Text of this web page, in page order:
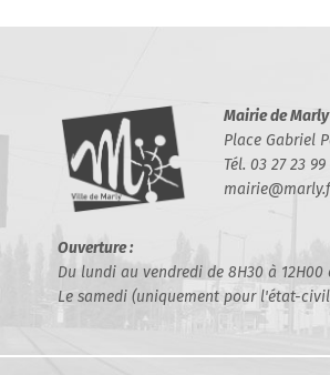
Mairie de Marly
Place Gabriel
Tél. 03 27 23
Ouverture :
Du lundi au vendredi de 8H30 à 12H00
Le samedi (uniquement pour l'état-